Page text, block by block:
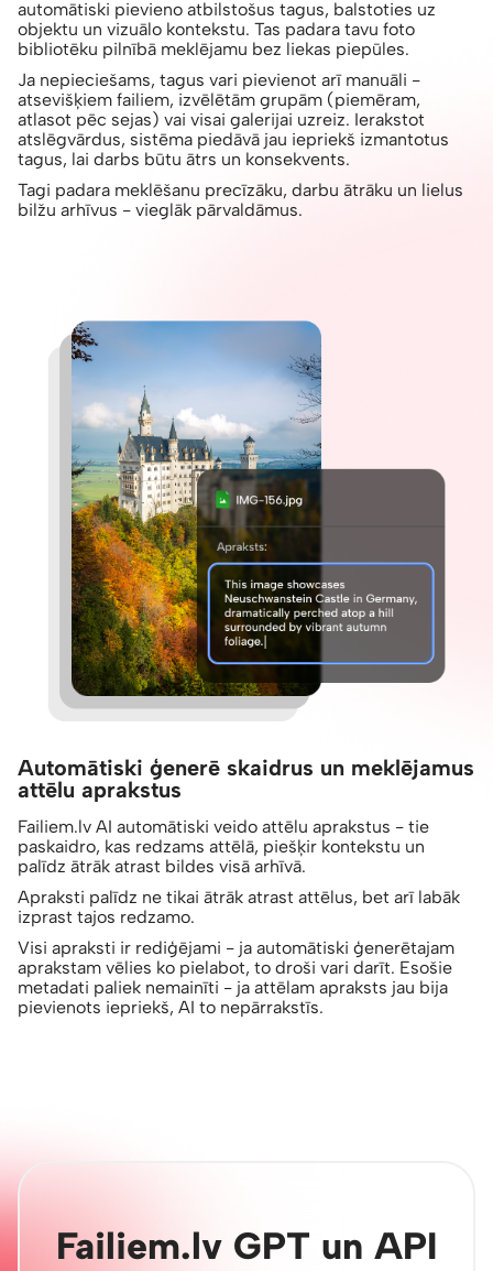
automātiski pievieno atbilstošus tagus, balstoties uz
objektu un vizuālo kontekstu. Tas padara tavu foto
bibliotēku pilnībā meklējamu bez liekas piepūles.
Ja nepieciešams, tagus vari pievienot arī manuāli -
atsevišķiem failiem, izvēlētām grupām (piemēram,
atlasot pēc sejas) vai visai galerijai uzreiz. Ierakstot
atslēgvārdus, sistēma piedāvā jau iepriekš izmantotus
tagus, lai darbs būtu ātrs un konsekvents.
Tagi padara meklēšanu precīzāku, darbu ātrāku un lielus
bilžu arhīvus - vieglāk pārvaldāmus.
Automātiski ģenerē skaidrus un meklējamus
attēlu aprakstus
Failiem.lv AI automātiski veido attēlu aprakstus - tie
paskaidro, kas redzams attēlā, piešķir kontekstu un
palīdz ātrāk atrast bildes visā arhīvā.
Apraksti palīdz ne tikai ātrāk atrast attēlus, bet arī labāk
izprast tajos redzamo.
Visi apraksti ir rediģējami - ja automātiski ģenerētajam
aprakstam vēlies ko pielabot, to droši vari darīt. Esošie
metadati paliek nemainīti - ja attēlam apraksts jau bija
pievienots iepriekš, AI to nepārrakstīs.
Failiem.lv GPT un API